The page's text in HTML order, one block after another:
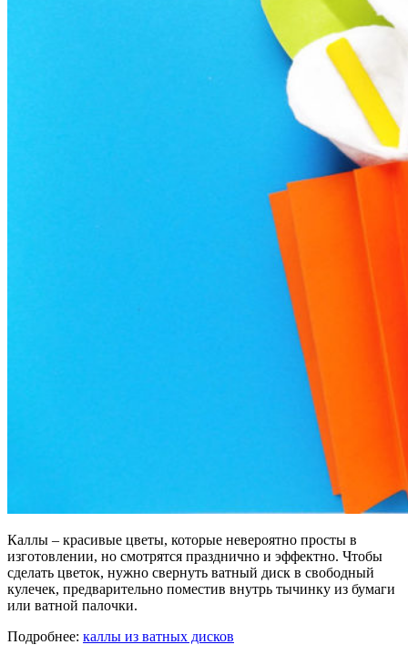
Каллы – красивые цветы, которые невероятно просты в
изготовлении, но смотрятся празднично и эффектно. Чтобы
сделать цветок, нужно свернуть ватный диск в свободный
кулечек, предварительно поместив внутрь тычинку из бумаги
или ватной палочки.
Подробнее: каллы из ватных дисков